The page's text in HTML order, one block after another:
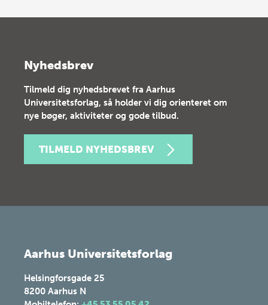
Nyhedsbrev
Tilmeld dig nyhedsbrevet fra Aarhus
Universitetsforlag, så holder vi dig orienteret om
nye bøger, aktiviteter og gode tilbud.
TILMELD NYHEDSBREV
Aarhus Universitetsforlag
Helsingforsgade 25
8200 Aarhus N